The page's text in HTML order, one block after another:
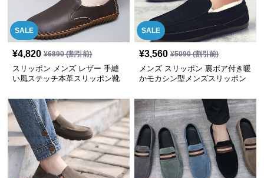
SALE
¥4,820 ¥6890(割引前)
スリッポン メンズ レザー 手縫
い風ステッチ本革スリッポン靴
SALE
¥3,560 ¥5090(割引前)
メンズ スリッポン 裏ボア付き暖
かモカシン型メンズスリッポン